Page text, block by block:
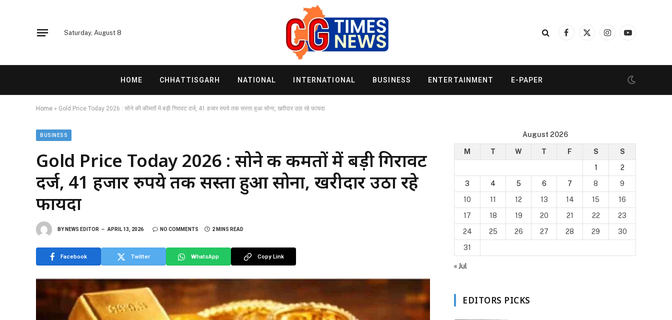
Saturday, August 8
Facebook
X
InstagramYouTube
HOME CHHATTISGARH NATIONAL INTERNATIONAL BUSINESS ENTERTAINMENT E-PAPER
Home » Gold Price Today 2026 : सोने की कीमतों में बड़ी गिरावट दर्ज, 41 हजार रुपये तक सस्ता हुआ सोना, खरीदार उठा रहे फायदा
BUSINESS
Gold Price Today 2026 : सोने की कीमतों में बड़ी गिरावट
दर्ज, 41 हजार रुपये तक सस्ता हुआ सोना, खरीदार उठा रहे
फायदा
BY NEWS EDITOR APRIL 13, 2026 NO COMMENTS 2 MINS READ
Facebook Twitter WhatsApp Copy Link
August 2026
M T W T F S
S
1
2
3
4 5 6 7 8
9
10
11 12 13 14 15
16
17
18 19 20 21 22
23
24
25 26 27 28 29
30
31
« Jul
EDITORS PICKS